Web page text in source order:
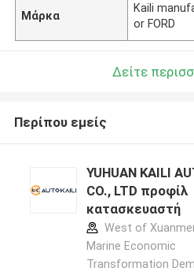
Μάρκα
Kaili
or FORD
Δείτε
Περίπου εμείς
YUHUAN KAILI
CO., LTD προφίλ
κατασκευαστή
West of
Marine Economic
Transformation